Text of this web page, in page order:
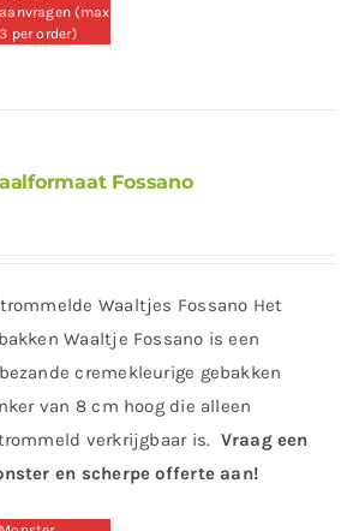
aanvragen (max
3 per order)
Fossano
Waaltjes Fossano Het
Waaltje Fossano is een
cremekleurige gebakken
van 8 cm hoog die alleen
verkrijgbaar is. Vraag een
en scherpe offerte aan!